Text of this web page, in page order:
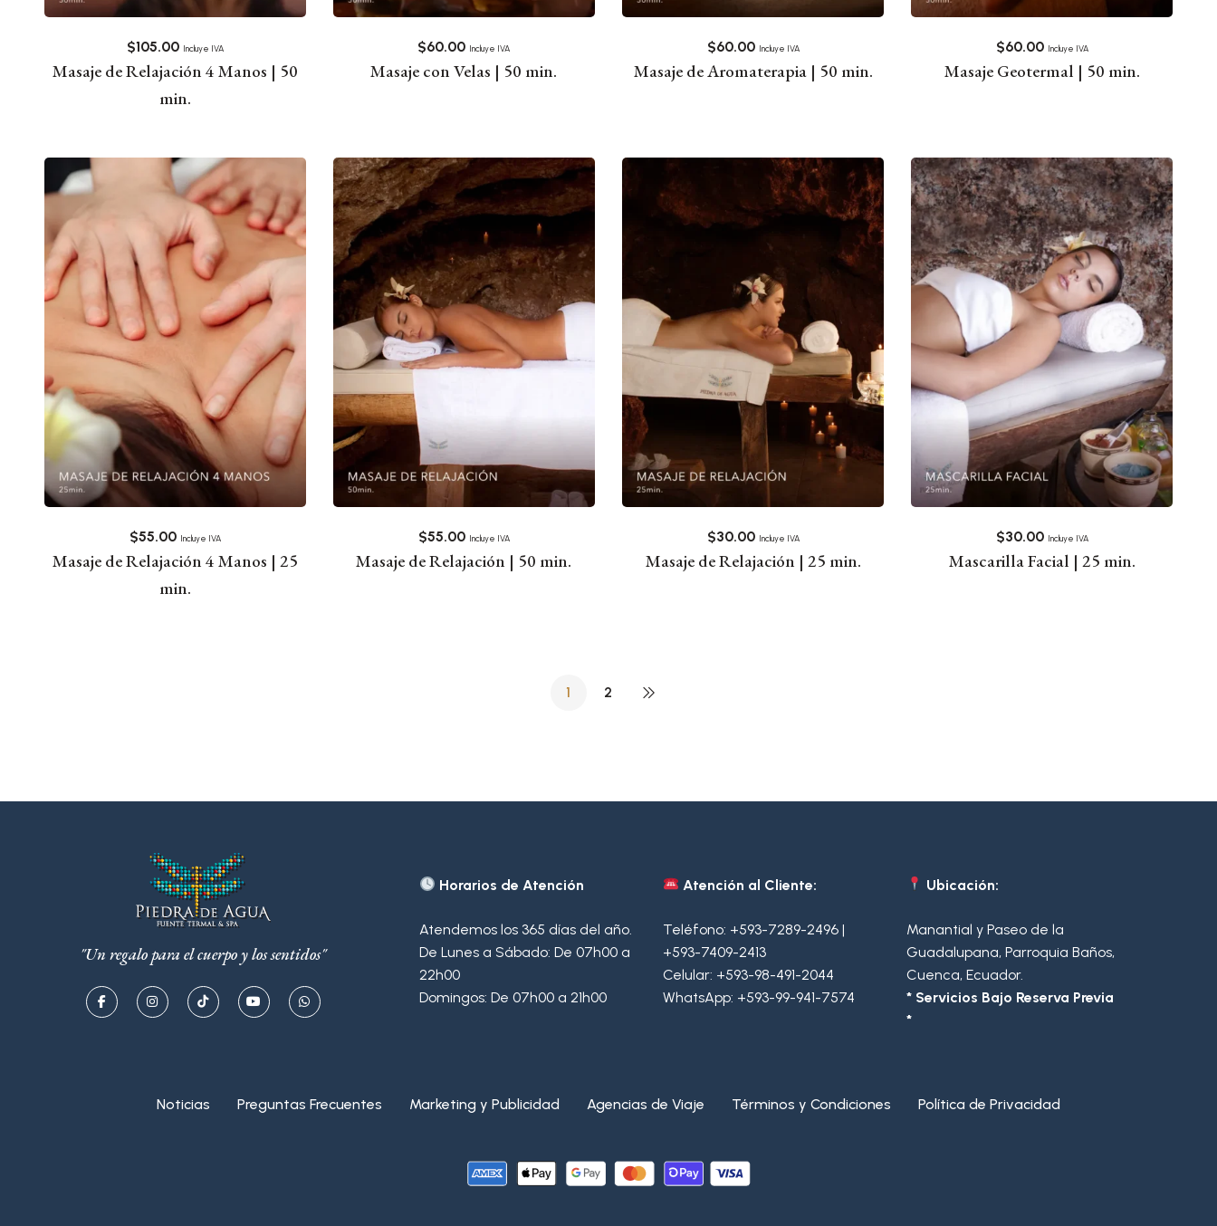
$105.00 Incluye IVA
Masaje de Relajación 4 Manos | 50
min.
$60.00 Incluye IVA
Masaje con Velas | 50 min.
$60.00 Incluye IVA
Masaje de Aromaterapia | 50 min.
$60.00 Incluye IVA
Masaje Geotermal | 50 min.
$55.00 Incluye IVA
Masaje de Relajación 4 Manos | 25
min.
$55.00 Incluye IVA
Masaje de Relajación | 50 min.
$30.00 Incluye IVA
Masaje de Relajación | 25 min.
$30.00 Incluye IVA
Mascarilla Facial | 25 min.
1 2
"Un regalo para el cuerpo y los sentidos"
Horarios de Atención
Atendemos los 365 días del año.
De Lunes a Sábado: De 07h00 a
22h00
Domingos: De 07h00 a 21h00
Atención al Cliente:
Teléfono: +593-7289-2496|
+593-7409-2413
Celular: +593-98-491-2044
WhatsApp: +593-99-941-7574
Ubicación:
Manantial y Paseo de la
Guadalupana, Parroquia Baños,
Cuenca, Ecuador.
* Servicios Bajo Reserva Previa
*
Noticias Preguntas Frecuentes Marketing y Publicidad Agencias de Viaje Términos y Condiciones Política de Privacidad